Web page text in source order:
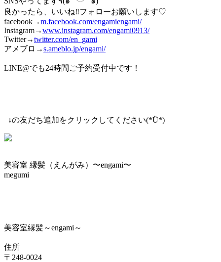
良かったら、いいね‼︎フォローお願いします♡
facebook→m.facebook.com/engamiengami/
Instagram→www.instagram.com/engami0913/
Twitter→twitter.com/en_gami
アメブロ→s.ameblo.jp/engami/
LINE@でも24時間ご予約受付中です！
↓の友だち追加をクリックしてください(*Ü*)
美容室 縁髪（えんがみ）〜engami〜
megumi
美容室縁髪～engami～
住所
〒248-0024